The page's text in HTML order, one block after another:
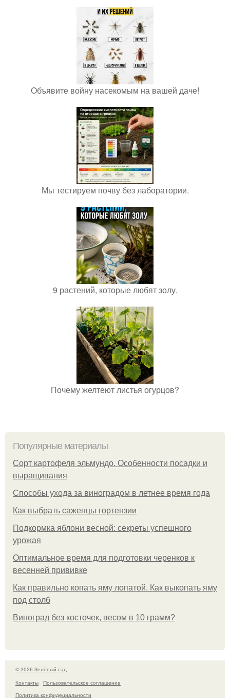
Объявите войну насекомым на вашей даче!
Мы тестируем почву без лаборатории.
9 растений, которые любят золу.
Почему желтеют листья огурцов?
Популярные материалы
Сорт картофеля эльмундо. Особенности посадки и
выращивания
Способы ухода за виноградом в летнее время года
Как выбрать саженцы гортензии
Подкормка яблони весной: секреты успешного
урожая
Оптимальное время для подготовки черенков к
весенней прививке
Как правильно копать яму лопатой. Как выкопать яму
под столб
Виноград без косточек, весом в 10 грамм?
© 2026 Зелёный сад
Контакты
Пользовательское соглашение
Политика конфидециальности